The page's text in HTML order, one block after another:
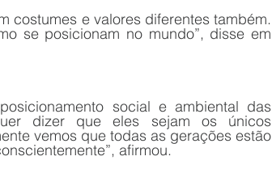
costumes e valores diferentes também.
social e ambiental das
dizer que eles sejam os únicos
vemos que todas as gerações estão
afirmou.